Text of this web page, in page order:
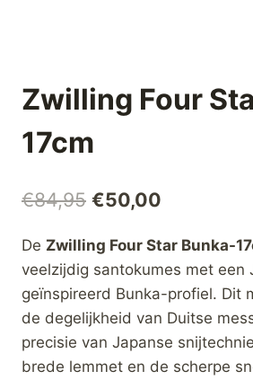
Zwilling Four
17cm
€84,95 Oorspronkelijke
was:
€84,95.
€50,00
is:
€50,00.
De Zwilling Four Star Bunka-
veelzijdig santokumes met een
geïnspireerd Bunka-profiel. Dit
de degelijkheid van Duitse
precisie van Japanse
brede lemmet en de scherpe